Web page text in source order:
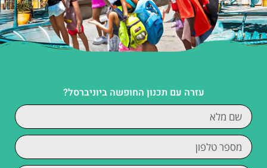
עזרה עם תכנון החופשה ביוניברסל?